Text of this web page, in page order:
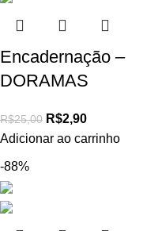
Encadernação –
DORAMAS
R$25,00 R$2,90
Adicionar ao carrinho
-88%